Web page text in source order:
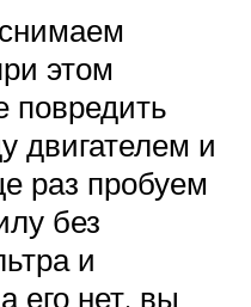
этом
повредить
двигателем и
раз пробуем
без
и
его нет, вы